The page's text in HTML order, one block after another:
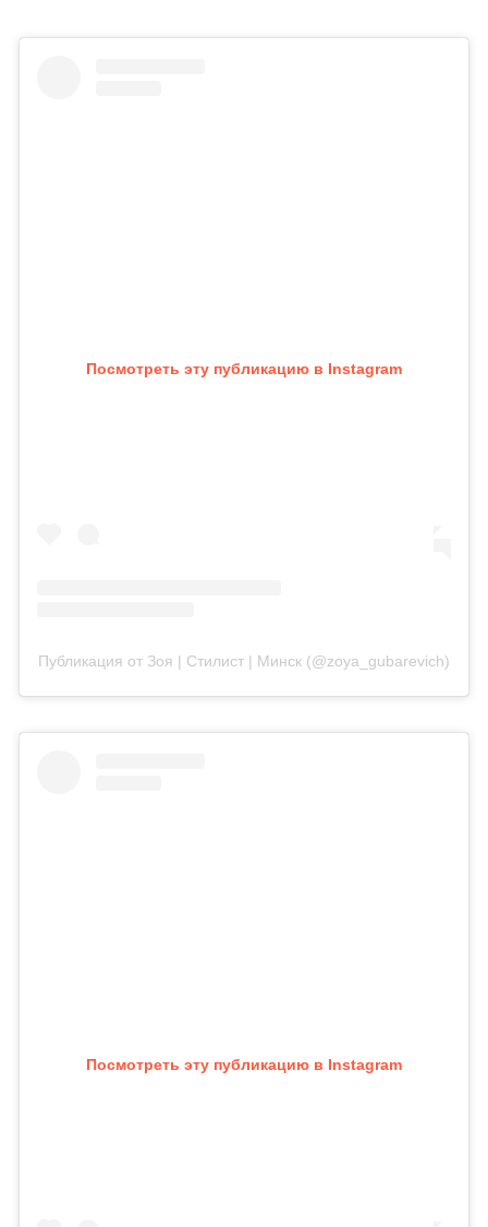
Посмотреть эту публикацию в Instagram
Публикация от Зоя | Стилист | Минск (@zoya_gubarevich)
Посмотреть эту публикацию в Instagram